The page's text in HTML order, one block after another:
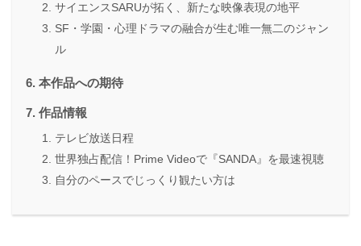
サイエンスSARUが拓く、新たな映像表現の地平
SF・学園・心理ドラマの融合が生む唯一無二のジャン
ル
本作品への期待
作品情報
テレビ放送日程
世界独占配信！Prime Videoで『SANDA』を最速視聴
自分のペースでじっくり観たい方は